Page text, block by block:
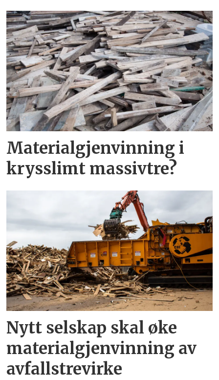
Materialgjenvinning i
krysslimt massivtre?
Nytt selskap skal øke
materialgjenvinning av
avfallstrevirke